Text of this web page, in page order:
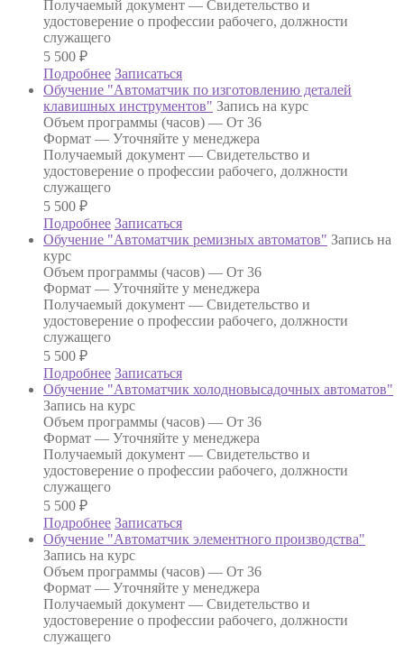
Получаемый документ — Свидетельство и
удостоверение о профессии рабочего, должности
служащего
5 500 ₽
Подробнее Записаться
Обучение "Автоматчик по изготовлению деталей
клавишных инструментов" Запись на курс
Объем программы (часов) — От 36
Формат — Уточняйте у менеджера
Получаемый документ — Свидетельство и
удостоверение о профессии рабочего, должности
служащего
5 500 ₽
Подробнее Записаться
Обучение "Автоматчик ремизных автоматов" Запись на
курс
Объем программы (часов) — От 36
Формат — Уточняйте у менеджера
Получаемый документ — Свидетельство и
удостоверение о профессии рабочего, должности
служащего
5 500 ₽
Подробнее Записаться
Обучение "Автоматчик холодновысадочных автоматов"
Запись на курс
Объем программы (часов) — От 36
Формат — Уточняйте у менеджера
Получаемый документ — Свидетельство и
удостоверение о профессии рабочего, должности
служащего
5 500 ₽
Подробнее Записаться
Обучение "Автоматчик элементного производства"
Запись на курс
Объем программы (часов) — От 36
Формат — Уточняйте у менеджера
Получаемый документ — Свидетельство и
удостоверение о профессии рабочего, должности
служащего